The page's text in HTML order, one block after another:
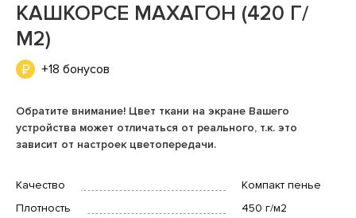
КАШКОРСЕ МАХАГОН (420 Г/
М2)
+18 бонусов
Обратите внимание! Цвет ткани на экране Вашего
устройства может отличаться от реального, т.к. это
зависит от настроек цветопередачи.
Качество
Компакт пенье
Плотность
450 г/м2